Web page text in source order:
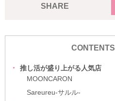
SHARE
CONTENTS
推し活が盛り上がる人気店
MOONCARON
Sareureu-サルル-